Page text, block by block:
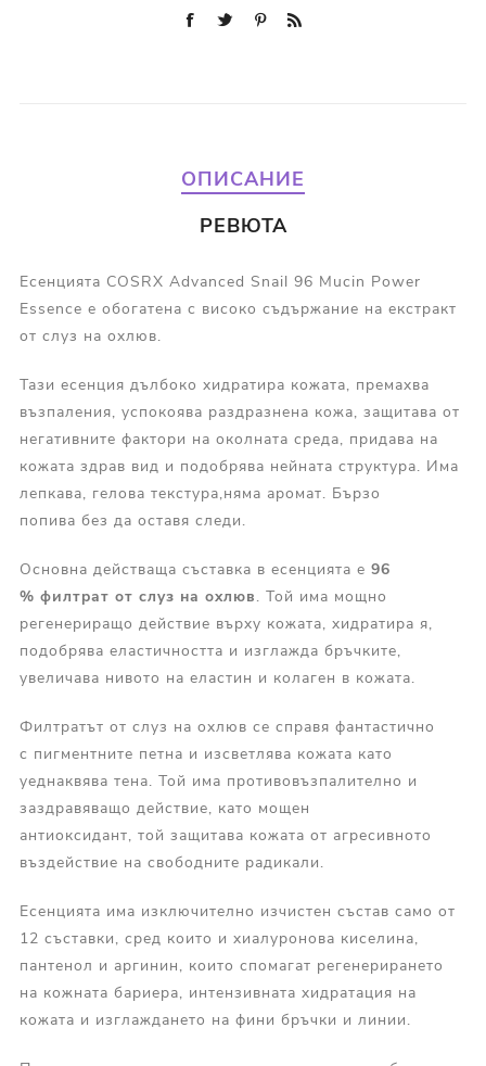
ОПИСАНИЕ
РЕВЮТА
Есенцията COSRX Advanced Snail 96 Mucin Power
Essence е обогатена с високо съдържание на екстракт
от слуз на охлюв.
Тази есенция дълбоко хидратира кожата, премахва
възпаления, успокоява раздразнена кожа, защитава от
негативните фактори на околната среда, придава на
кожата здрав вид и подобрява нейната структура. Има
лепкава, гелова текстура,няма аромат. Бързо
попива без да оставя следи.
Основна действаща съставка в есенцията е 96
% филтрат от слуз на охлюв. Той има мощно
регенериращо действие върху кожата, хидратира я,
подобрява еластичността и изглажда бръчките,
увеличава нивото на еластин и колаген в кожата.
Филтратът от слуз на охлюв се справя фантастично
с пигментните петна и изсветлява кожата като
уеднаквява тена. Той има противовъзпалително и
заздравяващо действие, като мощен
антиоксидант, той защитава кожата от агресивното
въздействие на свободните радикали.
Есенцията има изключително изчистен състав само от
12 съставки, сред които и хиалуронова киселина,
пантенол и аргинин, които спомагат регенерирането
на кожната бариера, интензивната хидратация на
кожата и изглаждането на фини бръчки и линии.